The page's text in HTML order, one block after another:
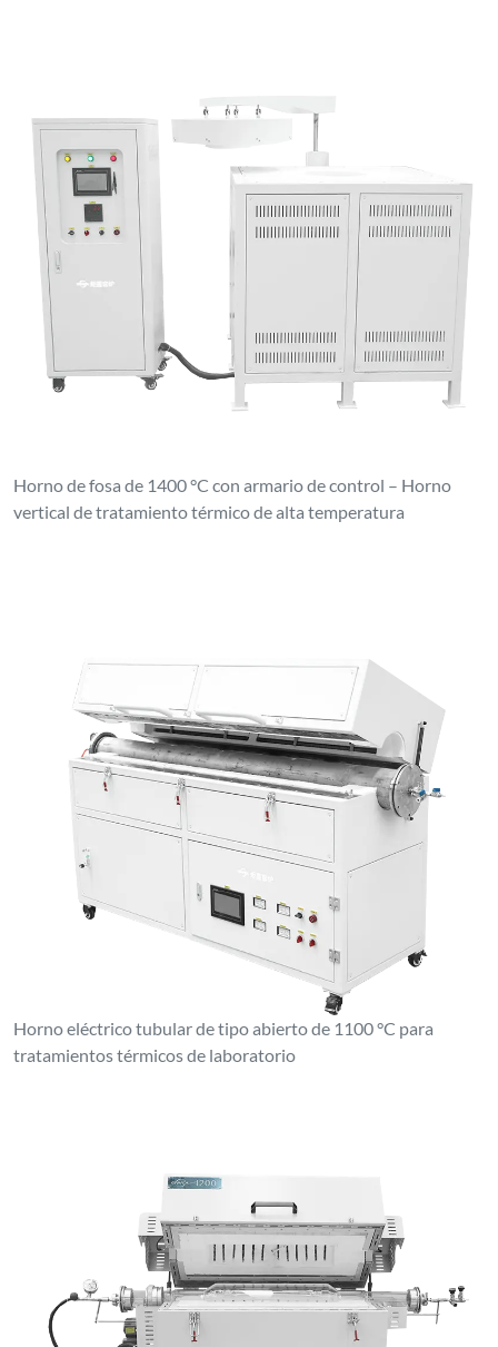
Horno de fosa de 1400 °C con armario de control – Horno
vertical de tratamiento térmico de alta temperatura
Horno eléctrico tubular de tipo abierto de 1100 °C para
tratamientos térmicos de laboratorio